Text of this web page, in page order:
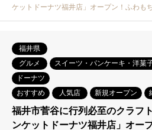
ケットドーナツ福井店」オープン！ふわも
福井県
グルメ
スイーツ・パンケーキ・洋菓
ドーナツ
おすすめ
人気店 新規オープン
福井市菅谷に行列必至のクラフ
ンケットドーナツ福井店」オー